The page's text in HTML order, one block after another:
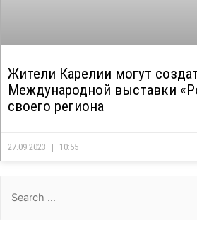
Жители Карелии могут
Международной выставки
своего региона
27.09.2023 10:55